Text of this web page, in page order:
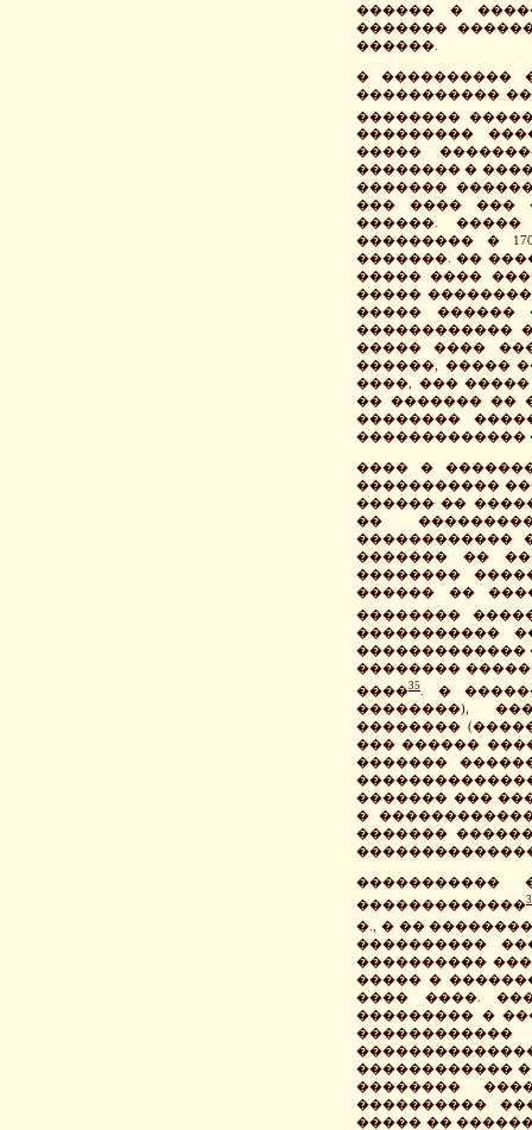
������ �
�������
������.
� ����������
�����������
��������
���������
�����
�������� �
�������
��� ���� ���
������.
��������� �
�������. ��
����� ����
�����
����� ������
������������
����� ����
������, �����
����, ���
�� ������� ��
��������
�������������
���� �
�����������
������ ��
��
������������
������� ��
��������
������ ��
��������
�����������
�������������
��������
����35
. �
��������),
��������
��� ������
�������
������� ���
�
�������
�������������
�., � ��
����������
����������
����� �
���� ����.
��������� �
������������
��������
����������
����� ��